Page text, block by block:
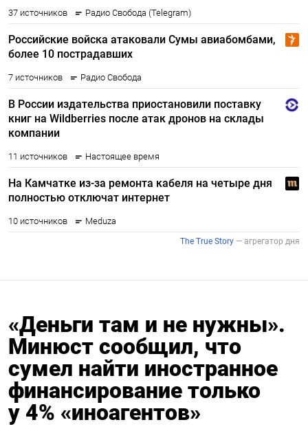
«Деньги там и не нужны».
Минюст сообщил, что
сумел найти иностранное
финансирование только
у 4% «иноагентов»